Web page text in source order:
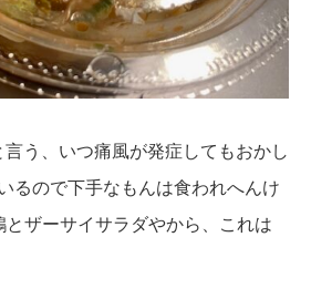
う、いつ痛風が発症してもおかし
るので下手なもんは食われへんけ
ザーサイサラダやから、これは